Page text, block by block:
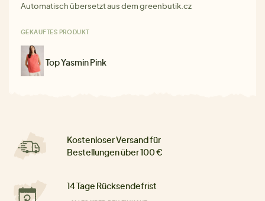
Automatisch übersetzt aus dem greenbutik.cz
GEKAUFTES PRODUKT
Top Yasmin Pink
Kostenloser Versand für
Bestellungen über 100 €
14 Tage Rücksendefrist